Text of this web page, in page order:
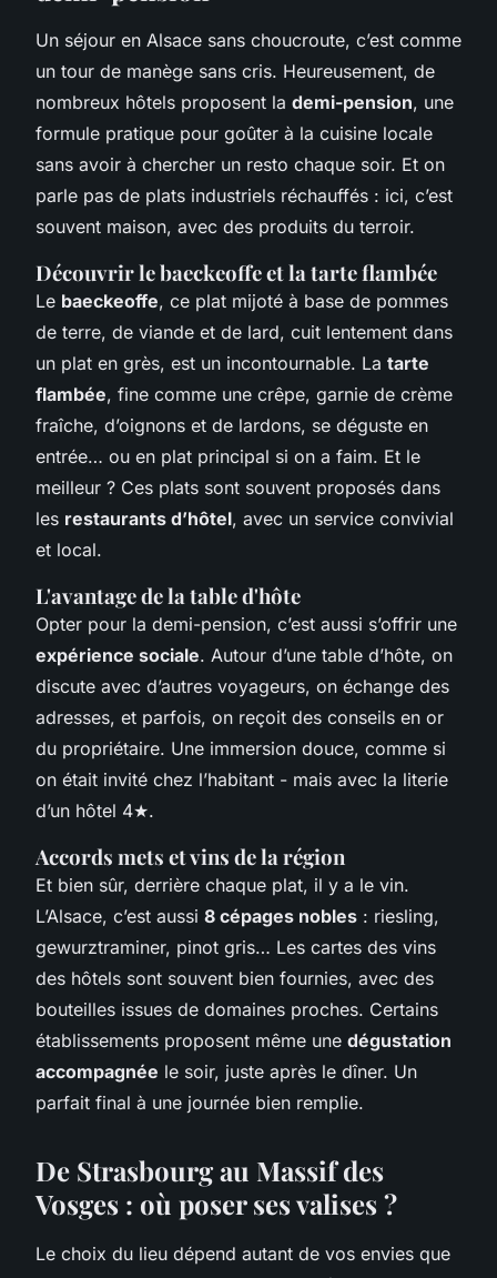
Un séjour en Alsace sans choucroute, c’est comme
un tour de manège sans cris. Heureusement, de
nombreux hôtels proposent la demi-pension, une
formule pratique pour goûter à la cuisine locale
sans avoir à chercher un resto chaque soir. Et on
parle pas de plats industriels réchauffés : ici, c’est
souvent maison, avec des produits du terroir.
Découvrir le baeckeoffe et la tarte flambée
Le baeckeoffe, ce plat mijoté à base de pommes
de terre, de viande et de lard, cuit lentement dans
un plat en grès, est un incontournable. La tarte
flambée, fine comme une crêpe, garnie de crème
fraîche, d’oignons et de lardons, se déguste en
entrée… ou en plat principal si on a faim. Et le
meilleur ? Ces plats sont souvent proposés dans
les restaurants d’hôtel, avec un service convivial
et local.
L'avantage de la table d'hôte
Opter pour la demi-pension, c’est aussi s’offrir une
expérience sociale. Autour d’une table d’hôte, on
discute avec d’autres voyageurs, on échange des
adresses, et parfois, on reçoit des conseils en or
du propriétaire. Une immersion douce, comme si
on était invité chez l’habitant - mais avec la literie
d’un hôtel 4★.
Accords mets et vins de la région
Et bien sûr, derrière chaque plat, il y a le vin.
L’Alsace, c’est aussi 8 cépages nobles : riesling,
gewurztraminer, pinot gris… Les cartes des vins
des hôtels sont souvent bien fournies, avec des
bouteilles issues de domaines proches. Certains
établissements proposent même une dégustation
accompagnée le soir, juste après le dîner. Un
parfait final à une journée bien remplie.
De Strasbourg au Massif des
Vosges : où poser ses valises ?
Le choix du lieu dépend autant de vos envies que